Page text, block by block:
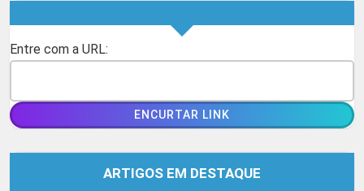
Entre com a URL:
ARTIGOS EM DESTAQUE